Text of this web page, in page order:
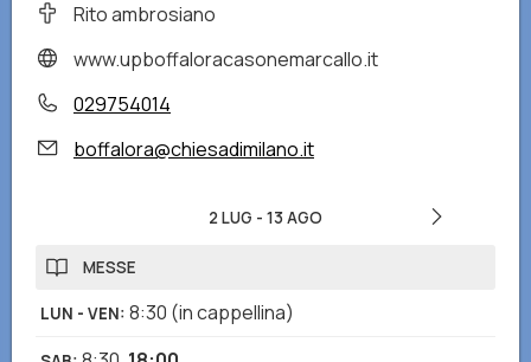
Rito ambrosiano
www.upboffaloracasonemarcallo.it
029754014
boffalora@chiesadimilano.it
2 LUG - 13 AGO
MESSE
LUN - VEN: 8:30 (in cappellina)